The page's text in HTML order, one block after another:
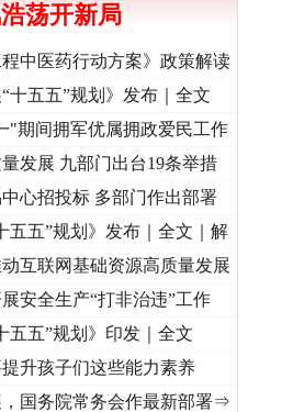
红船起航处 潮起..·[视频]一首歌的时间，读懂乐至
荡开新局
程中医药行动方案》政策解读
十五五”规划》发布｜全文
"期间拥军优属拥政爱民工作
发展 九部门出台19条举措
心招投标 多部门作出部署
五五”规划》发布｜全文｜解
互联网基础资源高质量发展
安全生产“打非治违”工作
五五”规划》印发｜全文
升孩子们这些能力素养
国务院常务会作最新部署⇒